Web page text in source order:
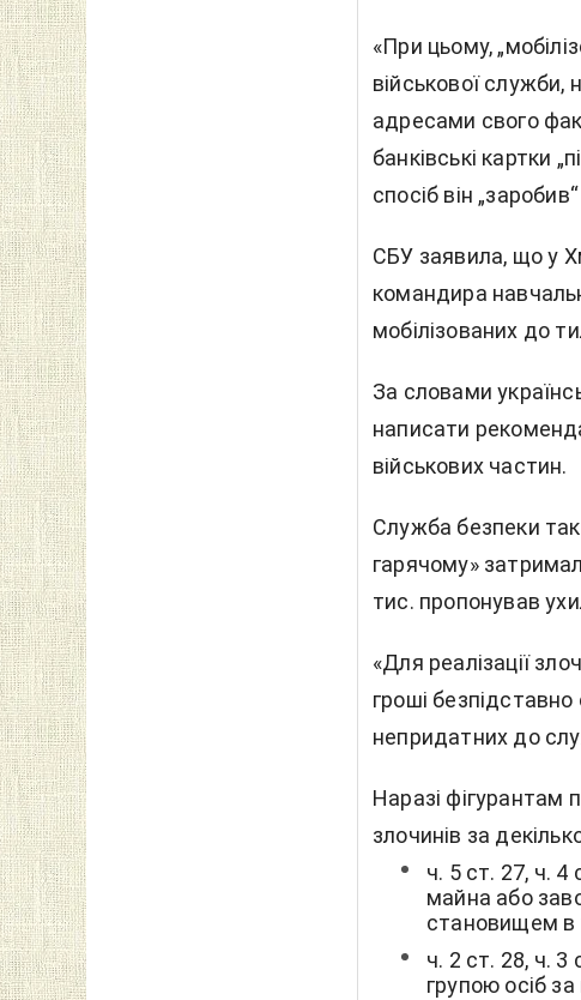
«При цьому,
військової служби,
адресами свого
банківські картки
спосіб він
СБУ заявила, що у
командира
мобілізованих до
За словами
написати
військових частин.
Служба безпеки
гарячому»
тис. пропонував
«Для реалізації
гроші
непридатних до
Наразі фігурантам
злочинів за
ч. 5 ст. 27, ч. 4
майна або
становищем в
ч. 2 ст. 28, ч.
групою осіб